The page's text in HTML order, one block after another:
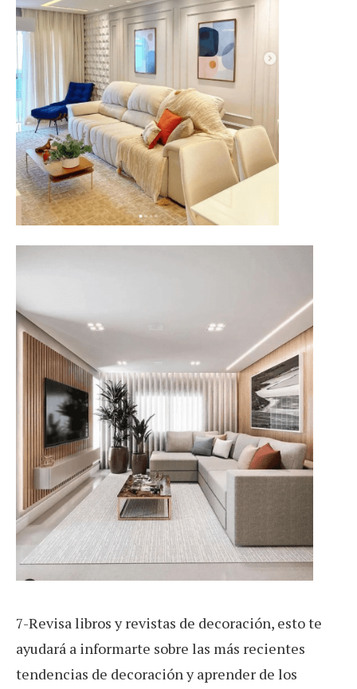
7-Revisa libros y revistas de decoración, esto te
ayudará a informarte sobre las más recientes
tendencias de decoración y aprender de los